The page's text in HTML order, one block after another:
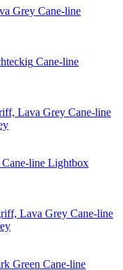
Cane-line
Cane-line
Cane-line
Cane-line Lightbox
Cane-line
Cane-line